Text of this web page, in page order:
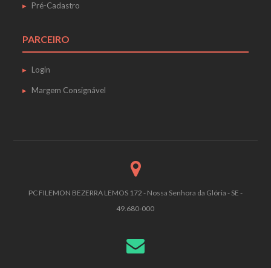
Pré-Cadastro
PARCEIRO
Login
Margem Consignável
PC FILEMON BEZERRA LEMOS 172 - Nossa Senhora da Glória - SE -
49.680-000